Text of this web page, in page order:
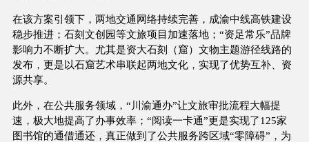
在该方案引领下，两地交通网络持续完善，成渝中线高铁建设
稳步推进；石刻文创园等文旅项目加速落地；“资足常乐”品牌
影响力不断扩大。尤其是资大石刻（窟）文物主题游径线路的
发布，更是以石窟艺术串联起两地文化，实现了优势互补、资
源共享。
此外，在公共服务领域，“川渝通办”让文旅审批流程大幅提
速，极大地提高了办事效率；“阅读一卡通”更是实现了125家
图书馆的通借通还，真正做到了公共服务跨区域“零障碍”，为